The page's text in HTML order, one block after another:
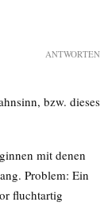
bzw. dieses
mit denen
Problem: Ein
fluchtartig
ANTWORTEN